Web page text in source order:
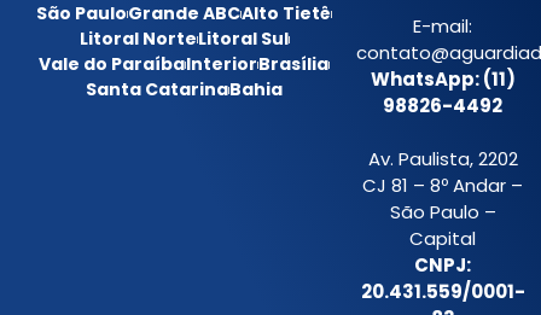
São PauloGrande ABCAlto Tietê
Litoral NorteLitoral Sul
Vale do ParaíbaInteriorBrasília
Santa CatarinaBahia
E-mail:
WhatsApp: (11)
98826-4492
Av. Paulista, 2202
CJ 81 – 8º Andar –
São Paulo –
Capital
CNPJ:
20.431.559/0001-